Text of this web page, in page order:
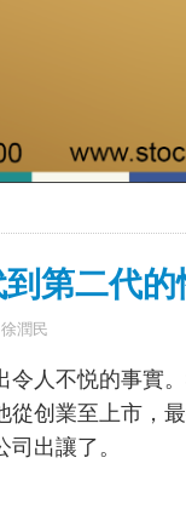
第二代的
徐潤民
令人不悦的事實。
從创業至上市，
司出讓了。